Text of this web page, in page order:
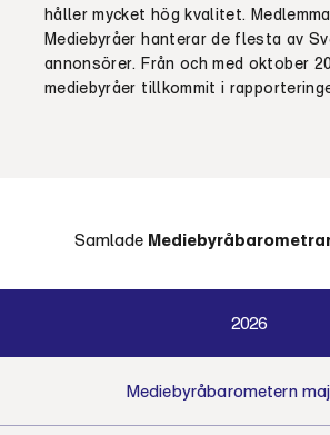
håller mycket hög kvalitet.
Mediebyråer hanterar de flesta av
annonsörer. Från och med oktober
mediebyråer tillkommit i
Samlade Mediebyråbarometrar
2026
Mediebyråbarometern